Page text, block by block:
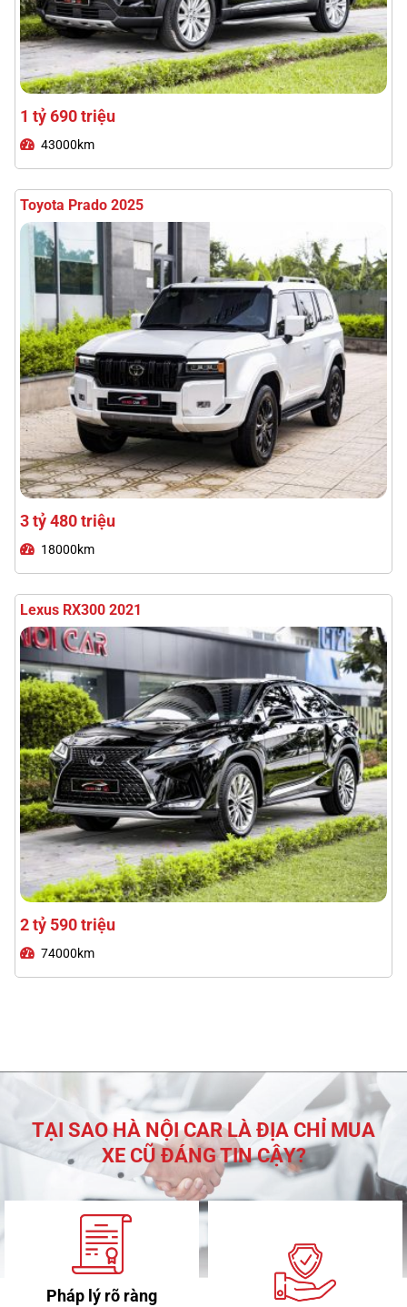
3 tỷ 480 triệu
18000km
Lexus RX300 2021
2 tỷ 590 triệu
74000km
Lexus RX350 Premium 2024
3 tỷ 260 triệu
TẠI SAO HÀ NỘI CAR LÀ ĐỊA CHỈ MUA
XE CŨ ĐÁNG TIN CẬY?
Pháp lý rõ ràng